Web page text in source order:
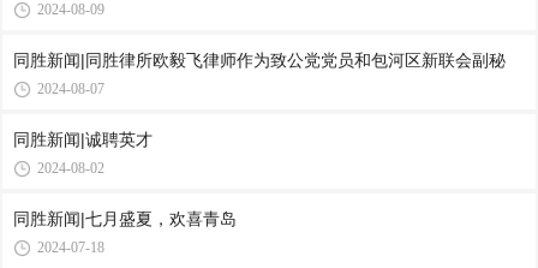
2024-08-09
同胜新闻|同胜律所欧毅飞律师作为致公党党员和包河区新联会副秘
2024-08-07
同胜新闻|诚聘英才
2024-08-02
同胜新闻|七月盛夏，欢喜青岛
2024-07-18